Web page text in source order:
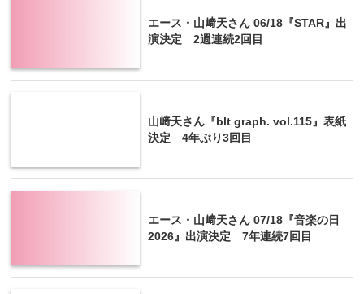
エース・山﨑天さん 06/18『STAR』出
演決定 2週連続2回目
山﨑天さん『blt graph. vol.115』表紙
決定 4年ぶり3回目
エース・山﨑天さん 07/18『音楽の日
2026』出演決定 7年連続7回目